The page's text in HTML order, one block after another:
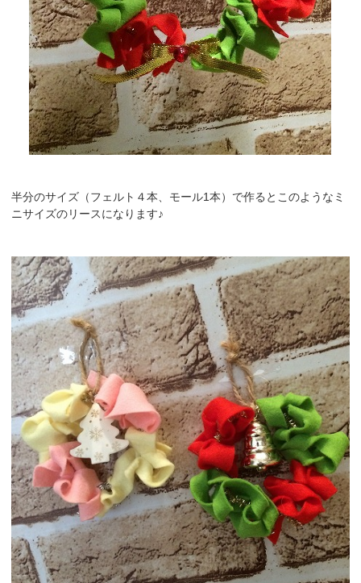
半分のサイズ（フェルト４本、モール1本）で作るとこのようなミ
ニサイズのリースになります♪